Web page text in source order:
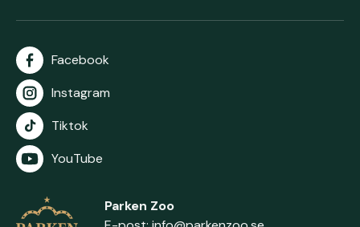
Facebook
Instagram
Tiktok
YouTube
Parken Zoo